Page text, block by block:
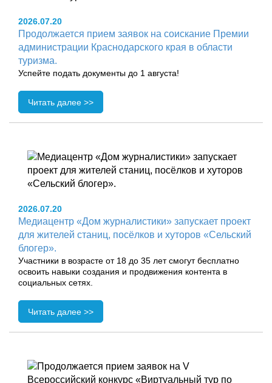
2026.07.20
Продолжается прием заявок на соискание Премии
администрации Краснодарского края в области
туризма.
Успейте подать документы до 1 августа!
Читать далее >>
2026.07.20
Медиацентр «Дом журналистики» запускает проект
для жителей станиц, посёлков и хуторов «Сельский
блогер».
Участники в возрасте от 18 до 35 лет смогут бесплатно
освоить навыки создания и продвижения контента в
социальных сетях.
Читать далее >>